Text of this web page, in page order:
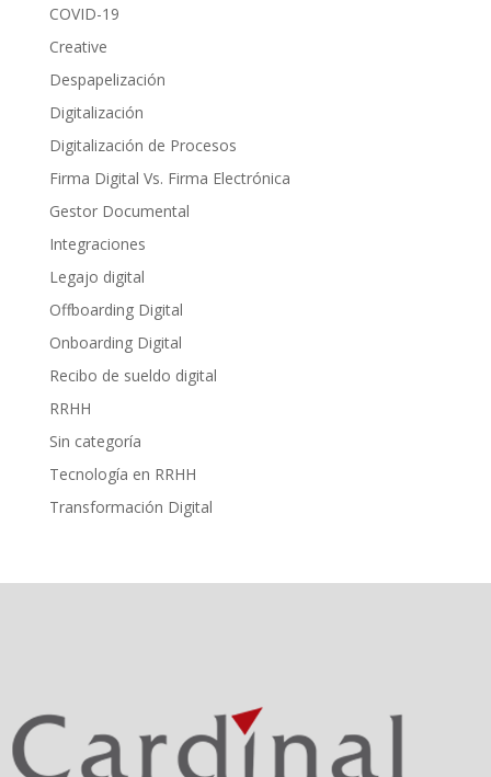
COVID-19
Creative
Despapelización
Digitalización
Digitalización de Procesos
Firma Digital Vs. Firma Electrónica
Gestor Documental
Integraciones
Legajo digital
Offboarding Digital
Onboarding Digital
Recibo de sueldo digital
RRHH
Sin categoría
Tecnología en RRHH
Transformación Digital